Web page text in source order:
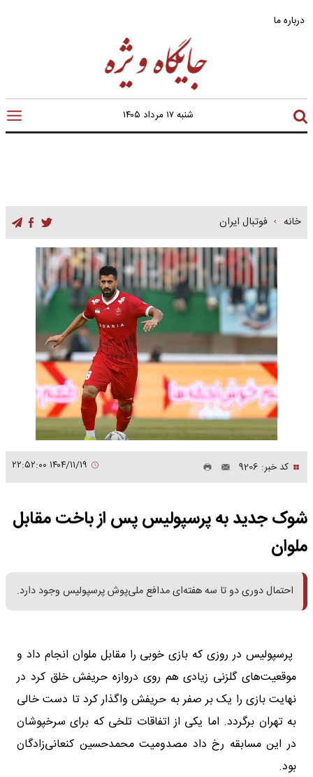
درباره ما
شنبه ۱۷ مرداد ۱۴۰۵
خانه فوتبال ایران
کد خبر: 9206
شوک جدید به پرسپولیس پس از باخت مقابل
ملوان
احتمال دوری دو تا سه هفته‌ای مدافع ملی‌پوش پرسپولیس وجود دارد.
پرسپولیس در روزی که بازی خوبی را مقابل ملوان انجام داد و
موقعیت‌های گلزنی زیادی هم روی دروازه حریفش خلق کرد در
نهایت بازی را یک بر صفر به حریفش واگذار کرد تا دست خالی
به تهران برگردد. اما یکی از اتفاقات تلخی که برای سرخپوشان
در این مسابقه رخ داد مصدومیت محمدحسین کنعانی‌زادگان
بود.